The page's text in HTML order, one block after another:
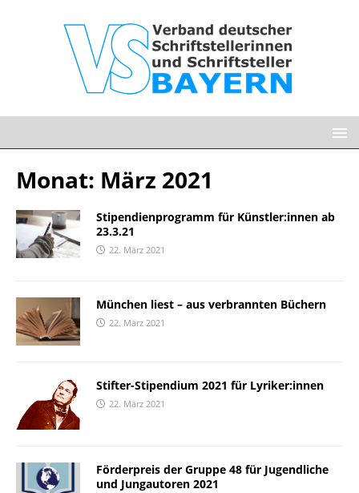
Monat: März 2021
Stipendienprogramm für Künstler:innen ab
23.3.21
22. März 2021
München liest – aus verbrannten Büchern
22. März 2021
Stifter-Stipendium 2021 für Lyriker:innen
22. März 2021
Förderpreis der Gruppe 48 für Jugendliche
und Jungautoren 2021